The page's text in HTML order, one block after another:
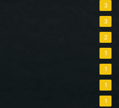
3
3
2
1
1
1
1